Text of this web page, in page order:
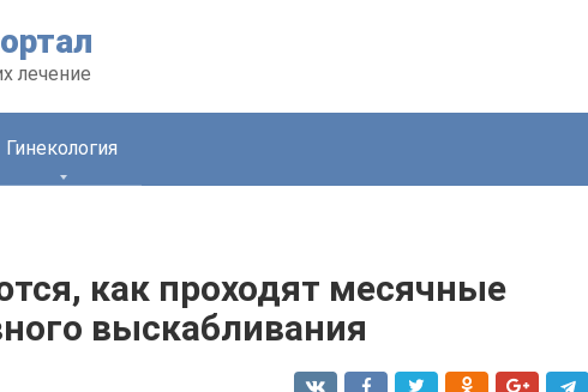
лечение
Гинекология
как проходят месячные
выскабливания